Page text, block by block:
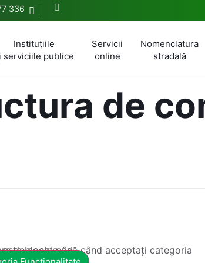
336
Instituțiile
serviciile publice
Servicii
online
Nomenclatura
stradală
de
categoria corespunzătoare de cookie-uri.